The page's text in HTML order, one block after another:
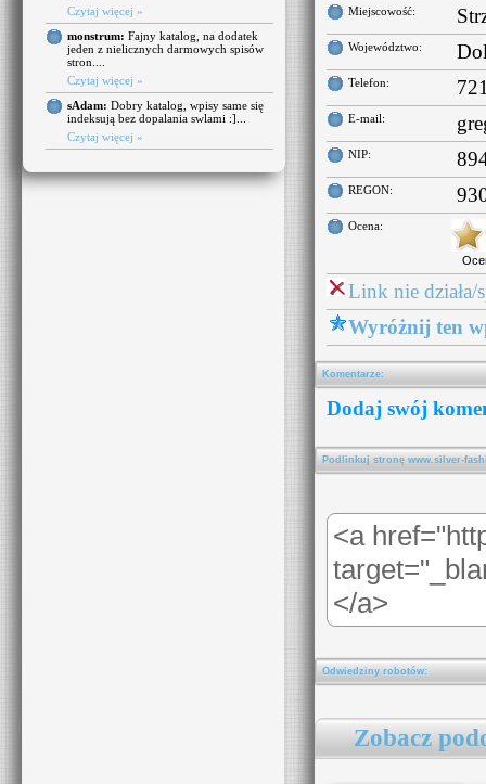
Czytaj więcej »
monstrum: Fajny katalog, na dodatek
jeden z nielicznych darmowych spisów
stron....
Czytaj więcej »
sAdam: Dobry katalog, wpisy same się
indeksują bez dopalania swlami :]...
Czytaj więcej »
Miejscowość:
Województwo:
Telefon:
E-mail:
NIP:
REGON:
Ocena:
Link nie działa/
Wyróżnij ten
Komentarze:
Dodaj swój
Podlinkuj stronę www.silver-
Odwiedziny robotów:
Zobacz